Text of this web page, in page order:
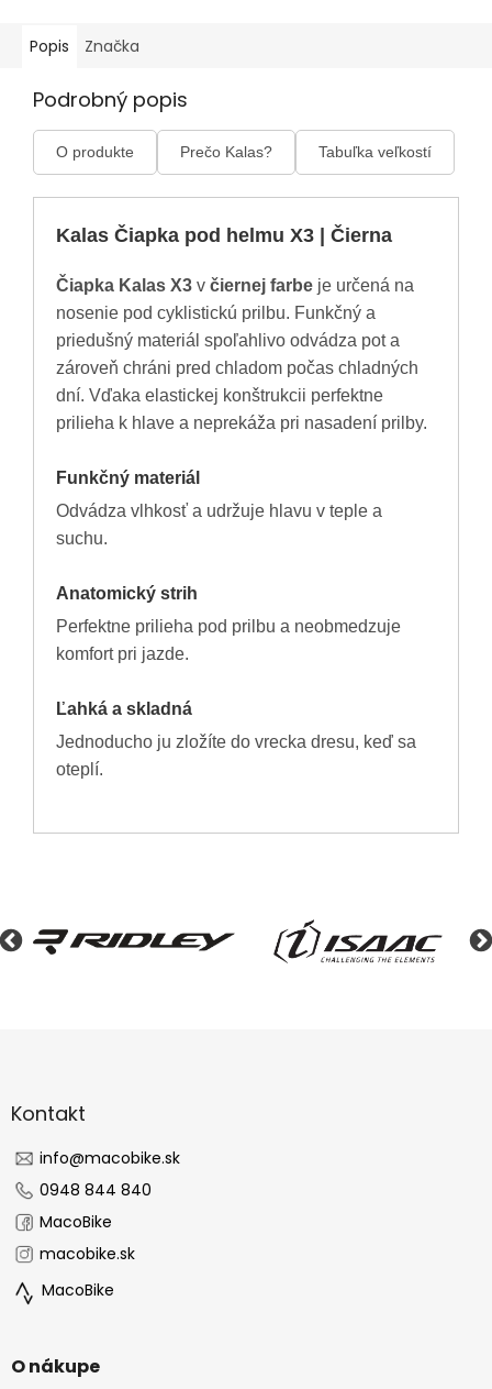
Popis Značka
Podrobný popis
O produkte Prečo Kalas? Tabuľka veľkostí
Kalas Čiapka pod helmu X3 | Čierna
Čiapka Kalas X3 v čiernej farbe je určená na
nosenie pod cyklistickú prilbu. Funkčný a
priedušný materiál spoľahlivo odvádza pot a
zároveň chráni pred chladom počas chladných
dní. Vďaka elastickej konštrukcii perfektne
prilieha k hlave a neprekáža pri nasadení prilby.
Funkčný materiál
Odvádza vlhkosť a udržuje hlavu v teple a
suchu.
Anatomický strih
Perfektne prilieha pod prilbu a neobmedzuje
komfort pri jazde.
Ľahká a skladná
Jednoducho ju zložíte do vrecka dresu, keď sa
oteplí.
äKontakt
info@macobike.sk
0948 844 840
MacoBike
macobike.sk
MacoBike
O nákupe